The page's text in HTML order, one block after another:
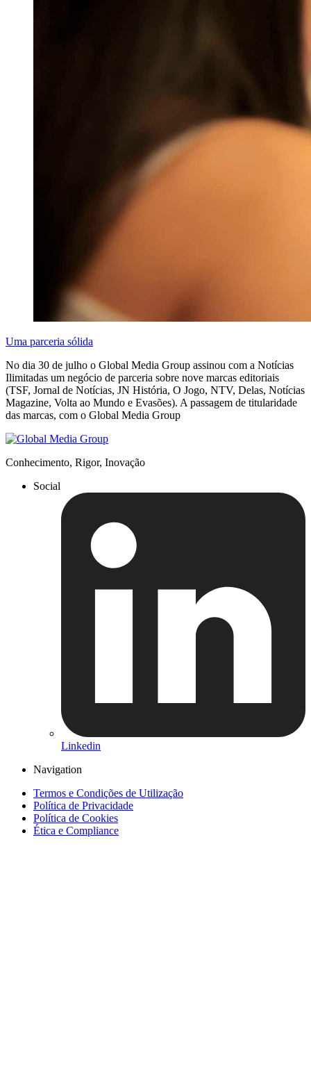
Uma parceria sólida
No dia 30 de julho o Global Media Group assinou com a Notícias
Ilimitadas um negócio de parceria sobre nove marcas editoriais
(TSF, Jornal de Notícias, JN História, O Jogo, NTV, Delas, Notícias
Magazine, Volta ao Mundo e Evasões). A passagem de titularidade
das marcas, com o Global Media Group
Conhecimento, Rigor, Inovação
Social
Linkedin
Navigation
Termos e Condições de Utilização
Política de Privacidade
Política de Cookies
Ética e Compliance